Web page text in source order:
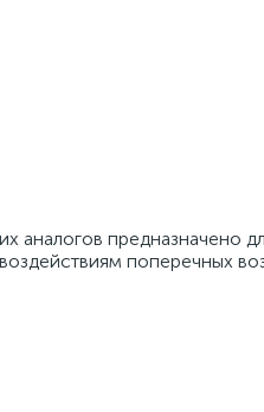
аналогов предназначено
поперечных